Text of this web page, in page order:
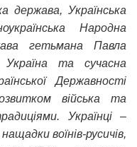
держава, Українська
Народна
гетьмана Павла
Україна та сучасна
Державності
війська та
Українці –
воїнів-русичів,